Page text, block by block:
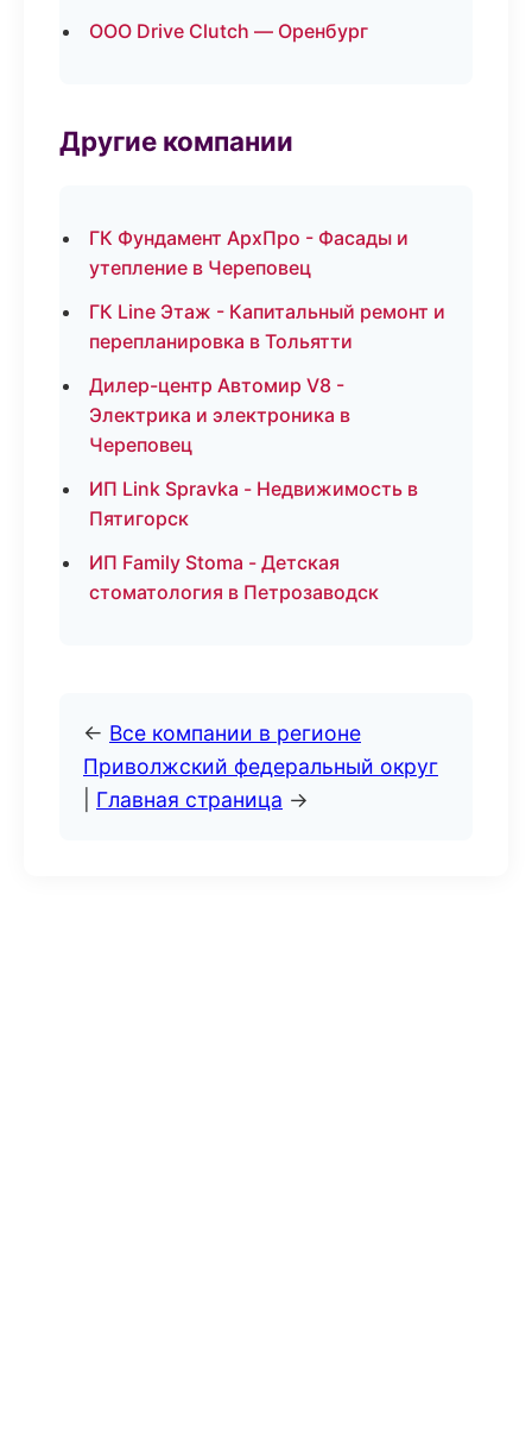
ООО Drive Clutch — Оренбург
Другие компании
ГК Фундамент АрхПро - Фасады и
утепление в Череповец
ГК Line Этаж - Капитальный ремонт и
перепланировка в Тольятти
Дилер-центр Автомир V8 -
Электрика и электроника в
Череповец
ИП Link Spravka - Недвижимость в
Пятигорск
ИП Family Stoma - Детская
стоматология в Петрозаводск
← Все компании в регионе
Приволжский федеральный округ
Главная страница →